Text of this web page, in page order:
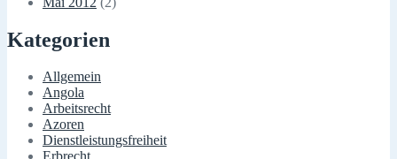
Kategorien
Allgemein
Angola
Arbeitsrecht
Azoren
Dienstleistungsfreiheit